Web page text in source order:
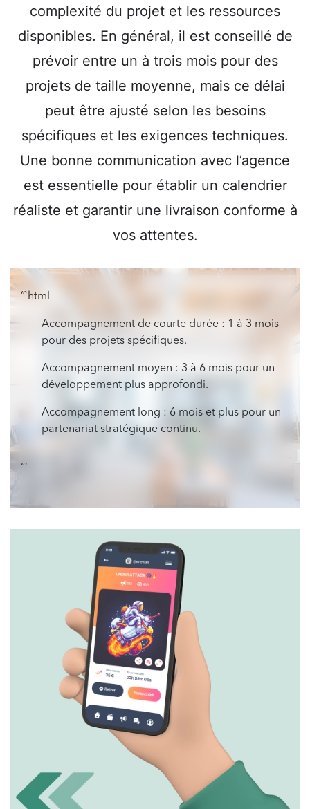
complexité du projet et les ressources
disponibles. En général, il est conseillé de
prévoir entre un à trois mois pour des
projets de taille moyenne, mais ce délai
peut être ajusté selon les besoins
spécifiques et les exigences techniques.
Une bonne communication avec l’agence
est essentielle pour établir un calendrier
réaliste et garantir une livraison conforme à
vos attentes.
“`html
Accompagnement de courte durée : 1 à 3 mois
pour des projets spécifiques.
Accompagnement moyen : 3 à 6 mois pour un
développement plus approfondi.
Accompagnement long : 6 mois et plus pour un
partenariat stratégique continu.
“`